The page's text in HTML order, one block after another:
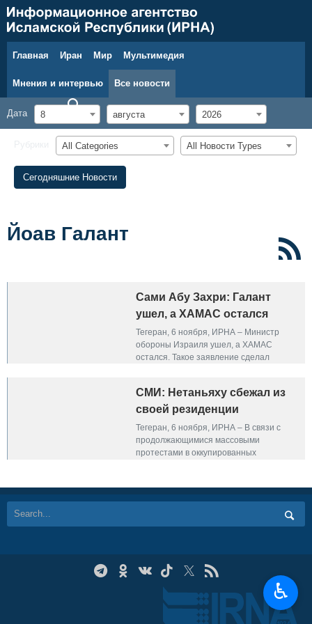
8 августа 2026 г.
Главная Иран Мир Мультимедия
Мнения и интервью Все новости
Дата 8 августа 2026
All Categories All Новости Types
Сегодняшние Новости
Йоав Галант
Сами Абу Захри: Галант
ушел, а ХАМАС остался
Тегеран, 6 ноября, ИРНА – Министр
обороны Израиля ушел, а ХАМАС
остался. Такое заявление сделал
СМИ: Нетаньяху сбежал из
своей резиденции
Тегеран, 6 ноября, ИРНА – В связи с
продолжающимися массовыми
протестами в оккупированных
Галанта, распространились сообщения
о том, что премьер-министр Израиля
Биньямин Нетаньяху сбежал из своей
резиденции.
♿︎